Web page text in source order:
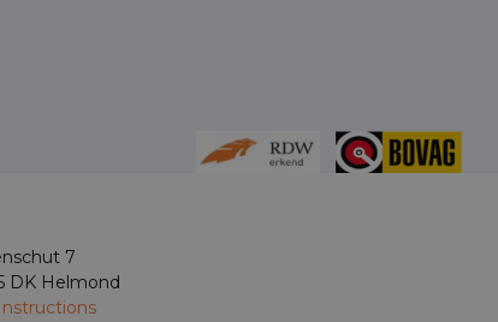
7
DK Helmond
Instructions